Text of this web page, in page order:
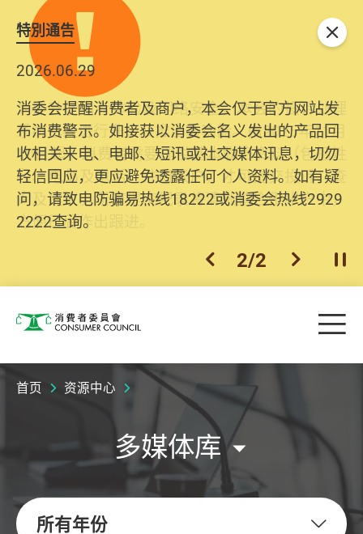
特別通告
2026.06.29
消委会提醒消费者及商户，本会仅于官方网站发
布消费警示。如接获以消委会名义发出的产品回
收相关来电、电邮、短讯或社交媒体讯息，切勿
轻信回应，更应避免透露任何个人资料。如有疑
问，请致电防骗易热线18222或消委会热线2929
2222查询。
2025.10.31
为提升使用者体验及网络安全，本会的投诉处理
系统已经进行升级及推出新功能。由2025年11月
10日起，消费者需要提供基本联络资料（包括姓
名、电邮及电话）注册帐户，才可提交投诉、查
询及建议。所有提交纪录将清晰整合于帐户中，
方便日后作出跟进。
上一个
2/2 下一个开
关闭
消费者委员会 目
首页 资源中心
多媒体库
所有年份